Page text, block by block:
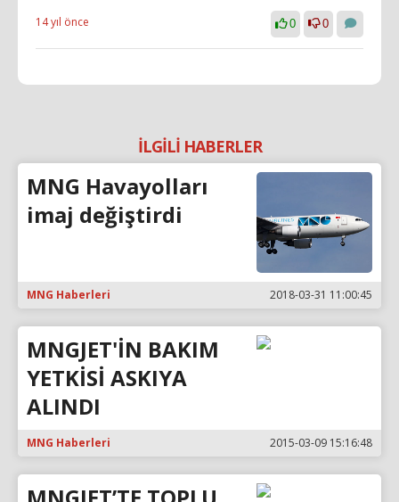
14 yıl önce 0 0
İLGİLİ HABERLER
MNG Havayolları
imaj değiştirdi
MNG Haberleri 2018-03-31 11:00:45
MNGJET'İN BAKIM
YETKİSİ ASKIYA
ALINDI
MNG Haberleri 2015-03-09 15:16:48